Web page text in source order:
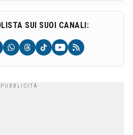
SUI SUOI CANALI: